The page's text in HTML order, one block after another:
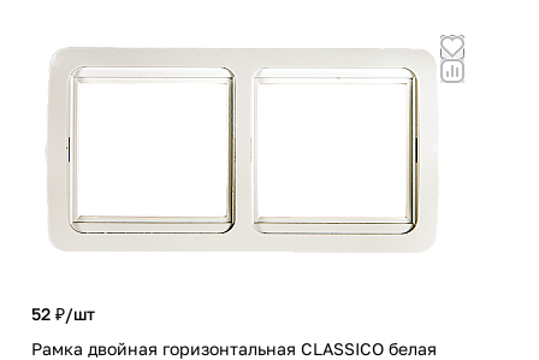
52 ₽/шт
Рамка двойная горизонтальная CLASSICO белая